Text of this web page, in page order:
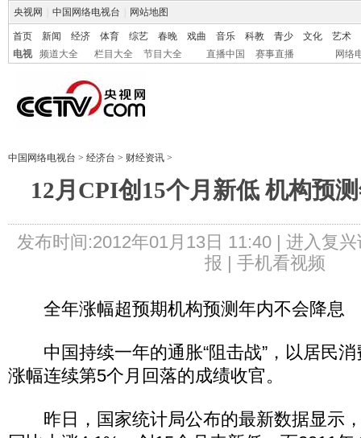
央视网 中国网络电视台 网站地图
首页 新闻 经济 体育 综艺 春晚 戏曲 音乐 科教 青少 文化
艺术
电视
频道大全 栏目大全 节目大全 直播中国 赛事直播 网络
中国网络电视台 > 经济台 > 财经资讯 >
12月CPI创15个月新低 机构预
发布时间:2012年01月13日 11:40 | 进入复兴
报 | 手机看视频
全年涨幅超预期机构预测年内不会降息
中国持续一年的通胀“阻击战”，以居民消
涨幅连续第5个月回落的成绩收官。
昨日，国家统计局公布的最新数据显示，